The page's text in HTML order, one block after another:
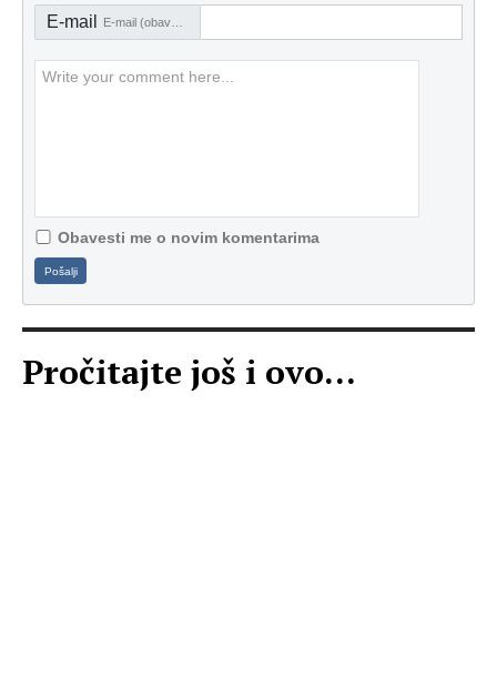
E-mail
Obavesti me o novim komentarima
Pošalji
Pročitajte još i ovo...